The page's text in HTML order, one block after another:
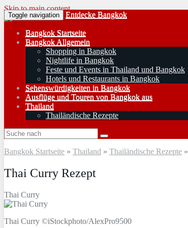
Skip to main content
Toggle navigation Entdecke Bangkok
Bangkok Startseite
Bangkok Allgemein
Shopping in Bangkok
Nightlife in Bangkok
Feste und Events in Thailand und Bangkok
Hotels und Restaurants in Bangkok
Sehenswürdigkeiten in Bangkok
Ausflüge und Touren von Bangkok aus
Thailand
Thailändische Rezepte
Bangkok Startseite » Thailand » Thailändische Rezepte »
Thai Curry Rezept
Thai Curry
Thai Curry ©iStockphoto/AlexPro9500